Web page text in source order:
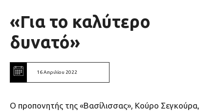
«Για το καλύτερο
δυνατό»
16 Απριλίου 2022
Ο προπονητής της «Βασίλισσας», Κούρο Σεγκούρα,